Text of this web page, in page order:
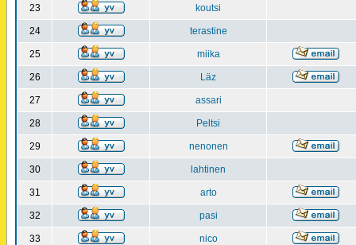
23 koutsi
24 terastine
25 miika
26 Läz
27 assari
28 Peltsi
29 nenonen
30 lahtinen
31 arto
32 pasi
33 nico